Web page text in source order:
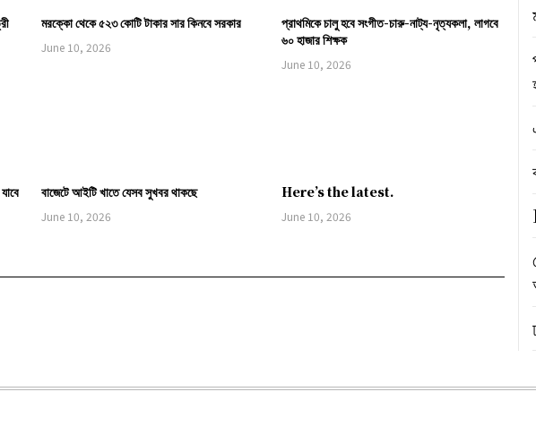
মরক্কো থেকে ৫২৩ কোটি টাকার সার কিনবে সরকার
June 10, 2026
প্রাথমিকে চালু হবে সংগীত-চারু-নাট্য-নৃত্যকলা, লাগবে
৬০ হাজার শিক্ষক
June 10, 2026
বাজেটে আইটি খাতে যেসব সুখবর থাকছে
June 10, 2026
Here’s the latest.
June 10, 2026